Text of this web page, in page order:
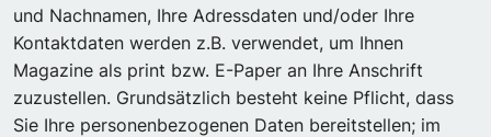
und Nachnamen, Ihre Adressdaten und/oder Ihre
Kontaktdaten werden z.B. verwendet, um Ihnen
Magazine als print bzw. E-Paper an Ihre Anschrift
zuzustellen. Grundsätzlich besteht keine Pflicht, dass
Sie Ihre personenbezogenen Daten bereitstellen; im